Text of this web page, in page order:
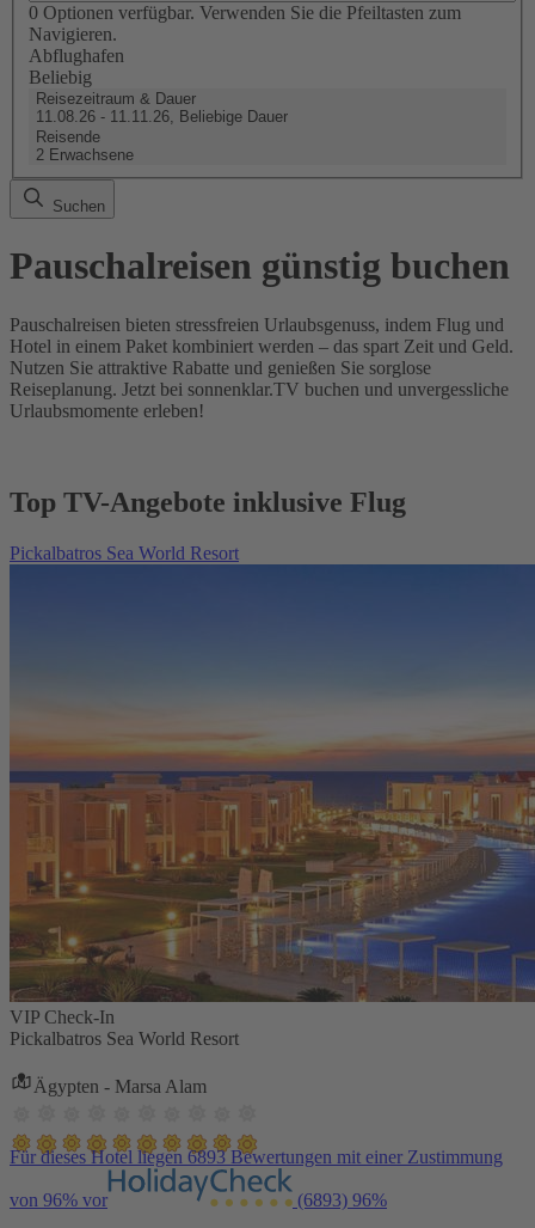
0 Optionen verfügbar. Verwenden Sie die Pfeiltasten zum
Navigieren.
Abflughafen
Beliebig
Reisezeitraum & Dauer
11.08.26 - 11.11.26, Beliebige Dauer
Reisende
2 Erwachsene
Suchen
Pauschalreisen günstig buchen
Pauschalreisen bieten stressfreien Urlaubsgenuss, indem Flug und
Hotel in einem Paket kombiniert werden – das spart Zeit und Geld.
Nutzen Sie attraktive Rabatte und genießen Sie sorglose
Reiseplanung. Jetzt bei sonnenklar.TV buchen und unvergessliche
Urlaubsmomente erleben!
Top TV-Angebote inklusive Flug
Pickalbatros Sea World Resort
VIP Check-In
Pickalbatros Sea World Resort
Ägypten - Marsa Alam
Für dieses Hotel liegen 6893 Bewertungen mit einer Zustimmung
von 96% vor (6893) 96%